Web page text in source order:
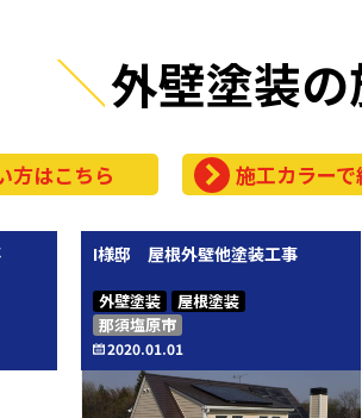
外壁塗装
方はこちら 施工カラー
I様邸 屋根外壁他塗装工事
2020.01.01
外壁塗装
屋根塗装
那須塩原市